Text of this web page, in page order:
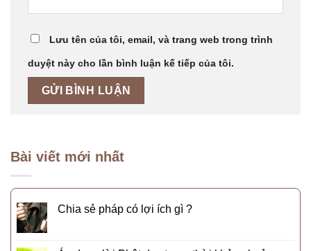
Lưu tên của tôi, email, và trang web trong trình
duyệt này cho lần bình luận kế tiếp của tôi.
Bài viết mới nhất
Chia sẻ pháp có lợi ích gì ?